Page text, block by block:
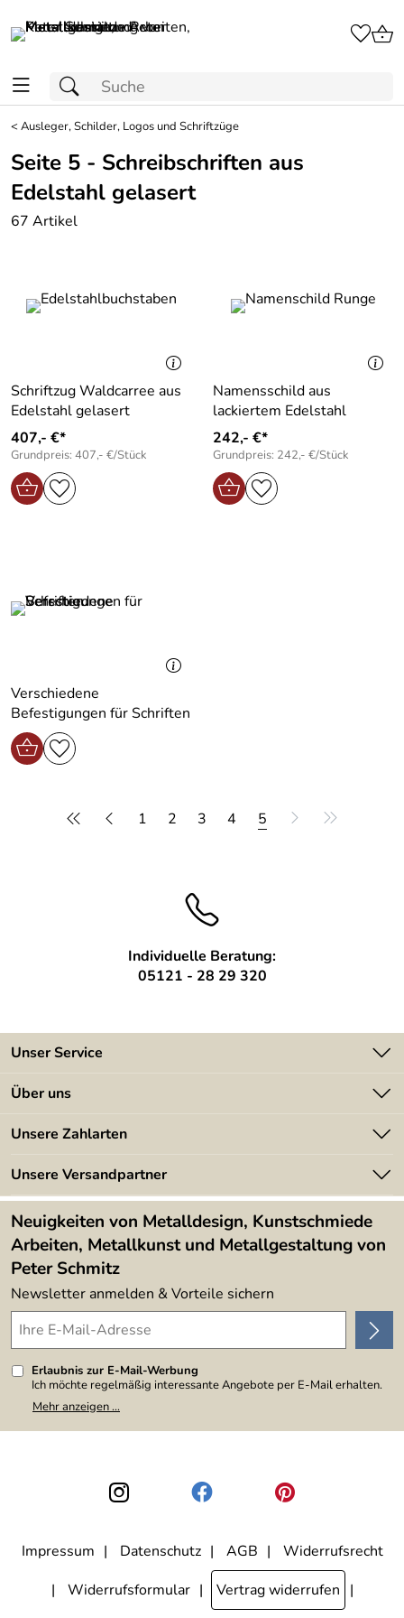
<Ausleger, Schilder, Logos und Schriftzüge
Seite 5 - Schreibschriften aus
Edelstahl gelasert
67 Artikel
Schriftzug Waldcarree aus
Edelstahl gelasert
407,- €*
Grundpreis: 407,- €/Stück
Namensschild aus
lackiertem Edelstahl
242,- €*
Grundpreis: 242,- €/Stück
Verschiedene
Befestigungen für Schriften
1 2 3 4 5
Individuelle Beratung:
05121 - 28 29 320
Unser Service
Kontakt
Kundeninformationen
Newsletter
Lieferbedingungen
Über uns
Angebote
Kundenbewertungen (394)
4,9/5
Unsere Zahlarten
Unsere Versandpartner
Neuigkeiten von Metalldesign, Kunstschmiede
Arbeiten, Metallkunst und Metallgestaltung von
Peter Schmitz
Newsletter anmelden & Vorteile sichern
Erlaubnis zur E-Mail-Werbung
Ich möchte regelmäßig interessante Angebote per E-Mail erhalten.
Meine E-Mail-Adresse wird nicht an andere Unternehmen
weitergegeben. Zu statistischen Zwecken wird in anonymer Form
den Link "Abmelden" am Ende des Newsletters anklicke. Die
Datenschutzerklärung
habe ich zur Kenntnis genommen.
Mehr anzeigen ...
Impressum Datenschutz AGB
Widerrufsrecht
Widerrufsformular
Vertrag widerrufen